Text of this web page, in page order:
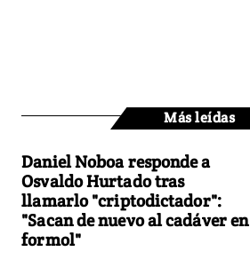
Más leídas
Daniel Noboa responde a
Osvaldo Hurtado tras
llamarlo "criptodictador":
"Sacan de nuevo al cadáver en
formol"